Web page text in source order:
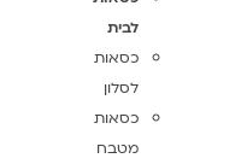
לבית
כסאות
לסלון
כסאות
מטבח